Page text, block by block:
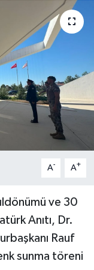
A- A+
ve 30
Anıtı, Dr.
Rauf
sunma töreni